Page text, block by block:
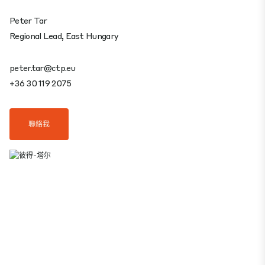
Peter Tar
Regional Lead, East Hungary
peter.tar@ctp.eu
+36 30 119 2075
聯絡我